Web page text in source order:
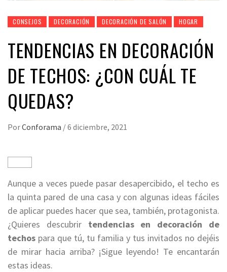
CONSEJOS DECORACIÓN DECORACIÓN DE SALÓN HOGAR
TENDENCIAS EN DECORACIÓN
DE TECHOS: ¿CON CUÁL TE
QUEDAS?
PorConforama /6 diciembre, 2021
Aunque a veces puede pasar desapercibido, el techo es
la quinta pared de una casa y con algunas ideas fáciles
de aplicar puedes hacer que sea, también, protagonista.
¿Quieres descubrir tendencias en decoración de
techos para que tú, tu familia y tus invitados no dejéis
de mirar hacia arriba? ¡Sigue leyendo! Te encantarán
estas ideas.